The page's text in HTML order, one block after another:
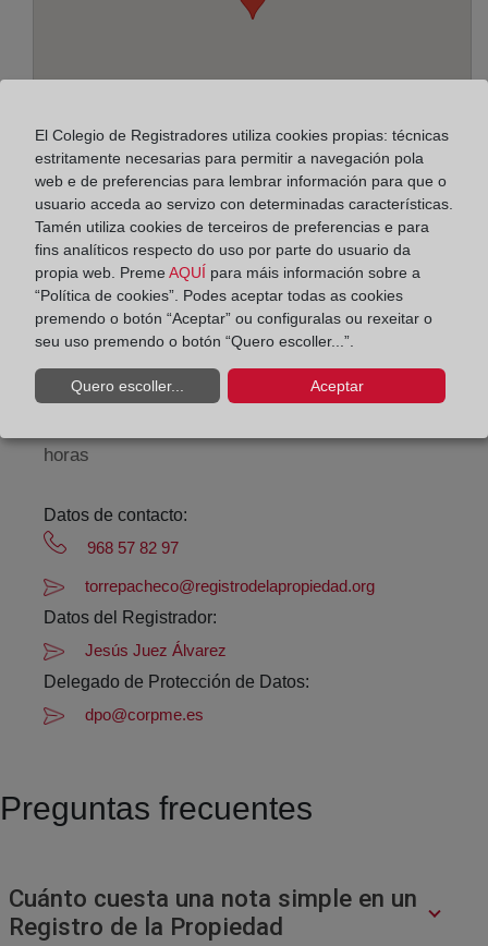
Enderezo:
Avda. de la Estación, 32 - 1º H, 30700
Horario:
De lunes a viernes de 09:00 a 17:00 horas
Agosto: De lunes a viernes de 09:00 a 14:00 horas
horas
Datos de contacto:
968 57 82 97
torrepacheco@registrodelapropiedad.org
Datos del Registrador:
Jesús Juez Álvarez
Delegado de Protección de Datos:
dpo@corpme.es
Preguntas frecuentes
Cuánto cuesta una nota simple en un
Registro de la Propiedad
El Colegio de Registradores utiliza cookies propias: técnicas
estritamente necesarias para permitir a navegación pola
web e de preferencias para lembrar información para que o
usuario acceda ao servizo con determinadas características.
Tamén utiliza cookies de terceiros de preferencias e para
fins analíticos respecto do uso por parte do usuario da
propia web. Preme AQUÍ para máis información sobre a
“Política de cookies”. Podes aceptar todas as cookies
premendo o botón “Aceptar” ou configuralas ou rexeitar o
seu uso premendo o botón “Quero escoller...”.
Quero escoller... Aceptar